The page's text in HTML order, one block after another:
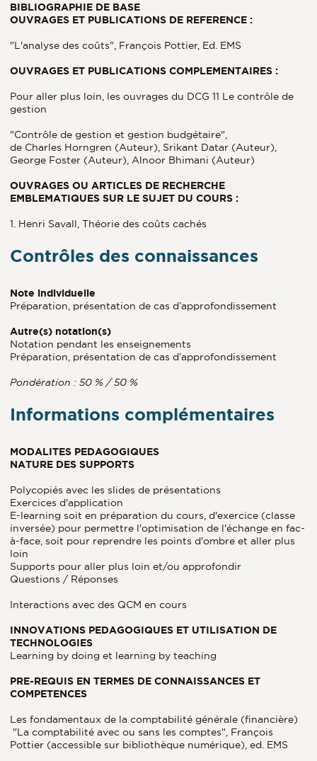
BIBLIOGRAPHIE DE BASE
OUVRAGES ET PUBLICATIONS DE REFERENCE :
"L'analyse des coûts", François Pottier, Ed. EMS
OUVRAGES ET PUBLICATIONS COMPLEMENTAIRES :
Pour aller plus loin, les ouvrages du DCG 11 Le contrôle de
gestion
"Contrôle de gestion et gestion budgétaire",
de Charles Horngren (Auteur), Srikant Datar (Auteur),
George Foster (Auteur), Alnoor Bhimani (Auteur)
OUVRAGES OU ARTICLES DE RECHERCHE
EMBLEMATIQUES SUR LE SUJET DU COURS :
1. Henri Savall, Théorie des coûts cachés
Contrôles des connaissances
Note individuelle
Préparation, présentation de cas d’approfondissement
Autre(s) notation(s)
Notation pendant les enseignements
Préparation, présentation de cas d’approfondissement
Pondération : 50 % / 50 %
Informations complémentaires
MODALITES PEDAGOGIQUES
NATURE DES SUPPORTS
Polycopiés avec les slides de présentations
Exercices d'application
E-learning soit en préparation du cours, d'exercice (classe
inversée) pour permettre l'optimisation de l'échange en fac-
à-face, soit pour reprendre les points d'ombre et aller plus
loin
Supports pour aller plus loin et/ou approfondir
Questions / Réponses
Interactions avec des QCM en cours
INNOVATIONS PEDAGOGIQUES ET UTILISATION DE
TECHNOLOGIES
Learning by doing et learning by teaching
PRE-REQUIS EN TERMES DE CONNAISSANCES ET
COMPETENCES
Les fondamentaux de la comptabilité générale (financière)
"La comptabilité avec ou sans les comptes", François
Pottier (accessible sur bibliothèque numérique), ed. EMS